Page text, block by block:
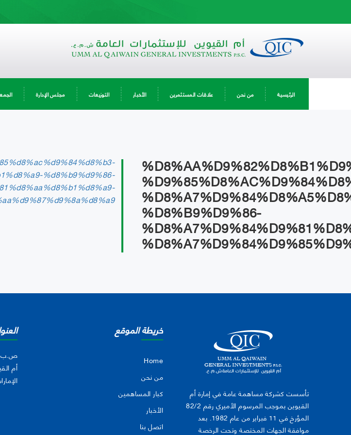
الرئيسية من نحن علاقات المستثمرين الأخبار التوزيعات مجلس الإدارة
%D8%B9%D9%86-
%d8%b9%d9%86-
تأسست كشركة مساهمة عامة في إمارة أم
القيوين بموجب المرسوم الأميري رقم 82/2
المؤرخ في 11 فبراير من عام 1982. بعد
موافقة الجهات المختصة وتحت الرخصة
خريطة الموقع
Home
من نحن
كبار المساهمين
الأخبار
اتصل بنا
ص.ب:
أم